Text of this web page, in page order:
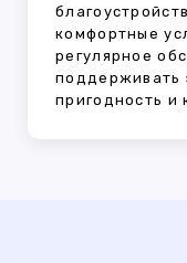
комфортные
регулярное
поддерживать
пригодность и